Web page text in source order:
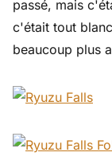
passé, mais
c'était tout
beaucoup plus